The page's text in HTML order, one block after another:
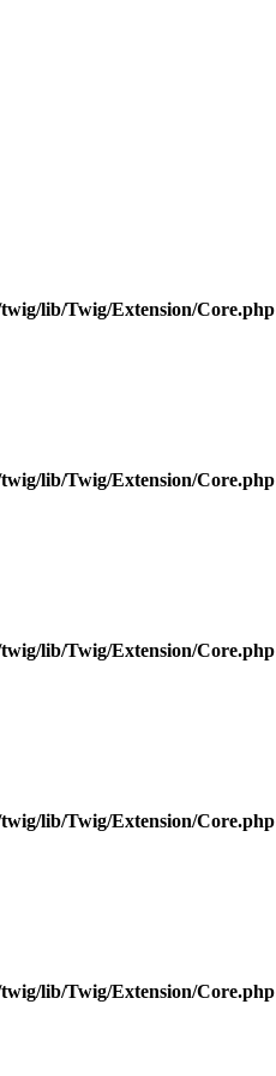
lib/Twig/Extension/Core.php
lib/Twig/Extension/Core.php
lib/Twig/Extension/Core.php
lib/Twig/Extension/Core.php
lib/Twig/Extension/Core.php